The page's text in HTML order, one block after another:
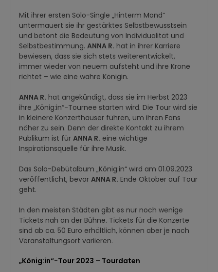
Mit ihrer ersten Solo-Single „Hinterm Mond“
untermauert sie ihr gestärktes Selbstbewusstsein
und betont die Bedeutung von Individualität und
Selbstbestimmung. ANNA R. hat in ihrer Karriere
bewiesen, dass sie sich stets weiterentwickelt,
immer wieder von neuem aufsteht und ihre Krone
richtet – wie eine wahre Königin.
ANNA R. hat angekündigt, dass sie im Herbst 2023
ihre „König:in“-Tournee starten wird. Die Tour wird sie
in kleinere Konzerthäuser führen, um ihren Fans
näher zu sein. Denn der direkte Kontakt zu ihrem
Publikum ist für ANNA R. eine wichtige
Inspirationsquelle für ihre Musik.
Das Solo-Debütalbum „König:in“ wird am 01.09.2023
veröffentlicht, bevor ANNA R. Ende Oktober auf Tour
geht.
In den meisten Städten gibt es nur noch wenige
Tickets nah an der Bühne. Tickets für die Konzerte
sind ab ca. 50 Euro erhältlich, können aber je nach
Veranstaltungsort variieren.
„König:in“-Tour 2023 – Tourdaten